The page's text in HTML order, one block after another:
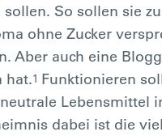
So sollen sie
ohne Zucker
Aber auch eine
hat.1 Funktionieren
Lebensmittel
dabei ist die